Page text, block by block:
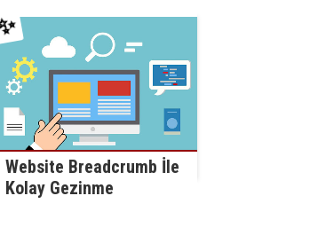
Website Breadcrumb İle
Kolay Gezinme